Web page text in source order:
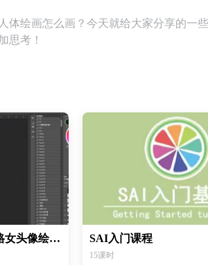
绘画怎么画？今天就给大家分享的一
思考！
PS绘画技法丨日式风格女头像绘画丨CG绘画教程 SAI入门课程
15课时